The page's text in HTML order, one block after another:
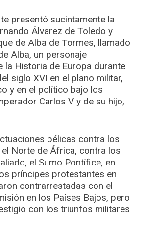
presentó sucintamente la
Álvarez de Toledo y
de Alba de Tormes, llamado
Alba, un personaje
la Historia de Europa durante
siglo XVI en el plano militar,
y en el político bajo los
Carlos V y de su hijo,
bélicas contra los
Norte de África, contra los
el Sumo Pontífice, en
príncipes protestantes en
contrarrestadas con el
en los Países Bajos, pero
con los triunfos militares